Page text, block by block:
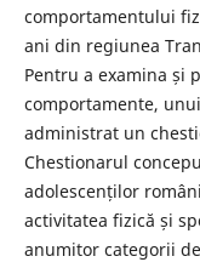
comportamentului
ani din regiunea
Pentru a examina și
comportamente,
administrat un
Chestionarul
adolescenților
activitatea fizică și
anumitor categorii